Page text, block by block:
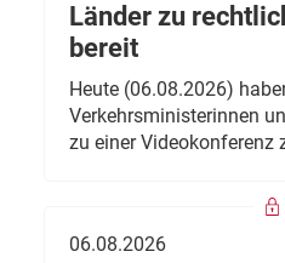
Länder zu
bereit
Heute (06.08.2026)
Verkehrsministerinnen
zu einer Videokonferenz
06.08.2026